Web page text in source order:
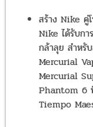
สร้าง Nike คู่
Nike ได้รับกา
กล้าลุย สำหรั
Mercurial
Mercurial
Phantom 6
Tiempo